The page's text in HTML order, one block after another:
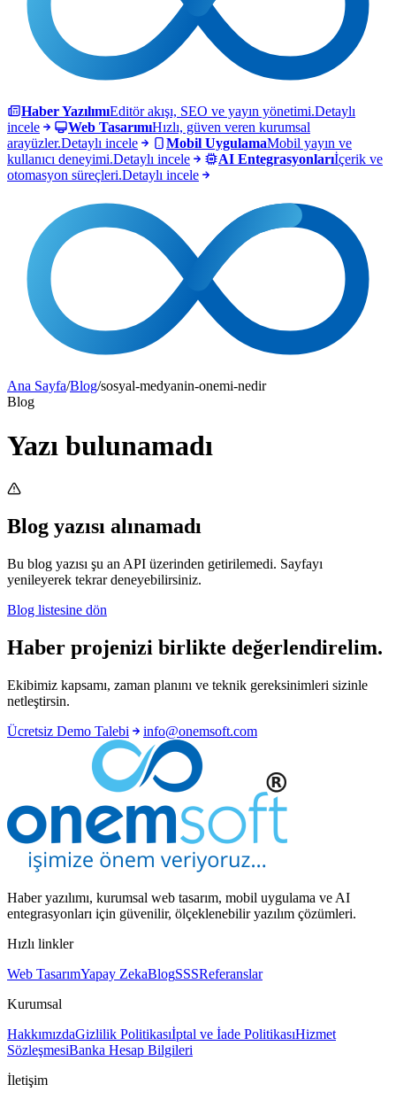
Haber YazılımıEditör akışı, SEO ve yayın yönetimi.Detaylı
incele
Web TasarımıHızlı, güven veren kurumsal
arayüzler.Detaylı incele Mobil UygulamaMobil yayın ve
kullanıcı deneyimi.Detaylı incele AI Entegrasyonlarıİçerik ve
otomasyon süreçleri.Detaylı incele
Ana Sayfa/Blog/sosyal-medyanin-onemi-nedir
Blog
Yazı bulunamadı
Blog yazısı alınamadı
Bu blog yazısı şu an API üzerinden getirilemedi. Sayfayı
yenileyerek tekrar deneyebilirsiniz.
Blog listesine dön
Haber projenizi birlikte değerlendirelim.
Ekibimiz kapsamı, zaman planını ve teknik gereksinimleri sizinle
netleştirsin.
Ücretsiz Demo Talebi
info@onemsoft.com
Haber yazılımı, kurumsal web tasarım, mobil uygulama ve AI
entegrasyonları için güvenilir, ölçeklenebilir yazılım çözümleri.
Hızlı linkler
Web TasarımYapay ZekaBlogSSSReferanslar
Kurumsal
HakkımızdaGizlilik Politikasıİptal ve İade PolitikasıHizmet
SözleşmesiBanka Hesap Bilgileri
İletişim